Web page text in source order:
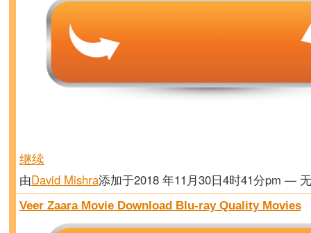
继续
由David Mishra添加于2018 年11月30日4时41分pm —
Veer Zaara Movie Download Blu-ray Quality Movies